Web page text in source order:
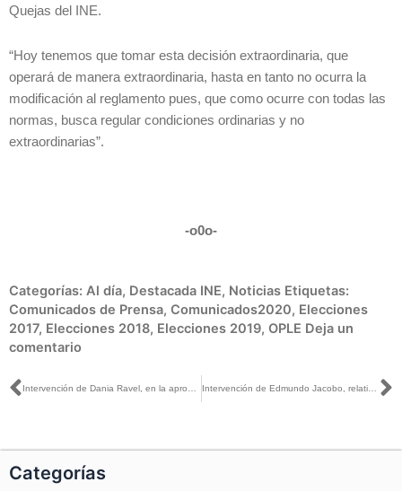
Quejas del INE.
“Hoy tenemos que tomar esta decisión extraordinaria, que
operará de manera extraordinaria, hasta en tanto no ocurra la
modificación al reglamento pues, que como ocurre con todas las
normas, busca regular condiciones ordinarias y no
extraordinarias”.
-o0o-
Categorías: Al día, Destacada INE, Noticias Etiquetas:
Comunicados de Prensa, Comunicados2020, Elecciones
2017, Elecciones 2018, Elecciones 2019, OPLE Deja un
comentario
Ant Intervención de Edmundo Jacobo, relativo al informe sobre las acciones realizadas ante Covid-19 y la estrategia de regreso a actividades presenciales
Categorías